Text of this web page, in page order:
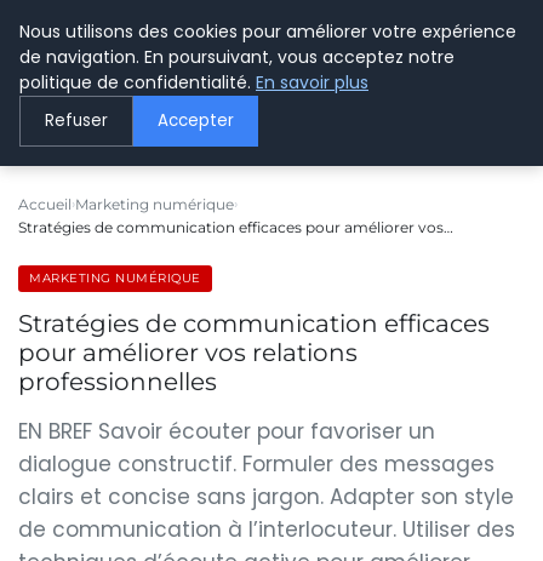
LE WEBMARKETING
Accueil Marketing numérique
Stratégies de communication efficaces pour améliorer vos…
MARKETING NUMÉRIQUE
Stratégies de communication efficaces
pour améliorer vos relations
professionnelles
EN BREF Savoir écouter pour favoriser un
dialogue constructif. Formuler des messages
clairs et concise sans jargon. Adapter son style
de communication à l’interlocuteur. Utiliser des
Nous utilisons des cookies pour améliorer votre expérience
de navigation. En poursuivant, vous acceptez notre
politique de confidentialité. En savoir plus
Refuser Accepter